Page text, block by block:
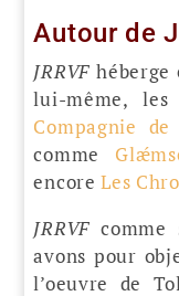
Autour de
JRRVFhéberge
lui-même,
Compagnie
comme
encoreLes
JRRVFcomme
avons pour
l’oeuvre de